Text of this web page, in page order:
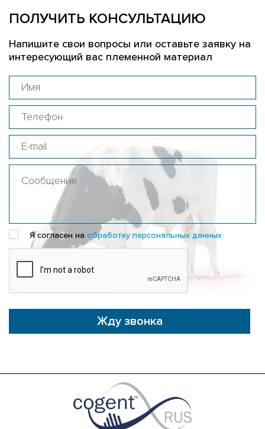
ПОЛУЧИТЬ КОНСУЛЬТАЦИЮ
Напишите свои вопросы или оставьте заявку на
интересующий вас племенной материал
Я согласен на обработку персональных данных
Жду звонка